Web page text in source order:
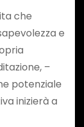
che
e
–
potenziale
inizierà a